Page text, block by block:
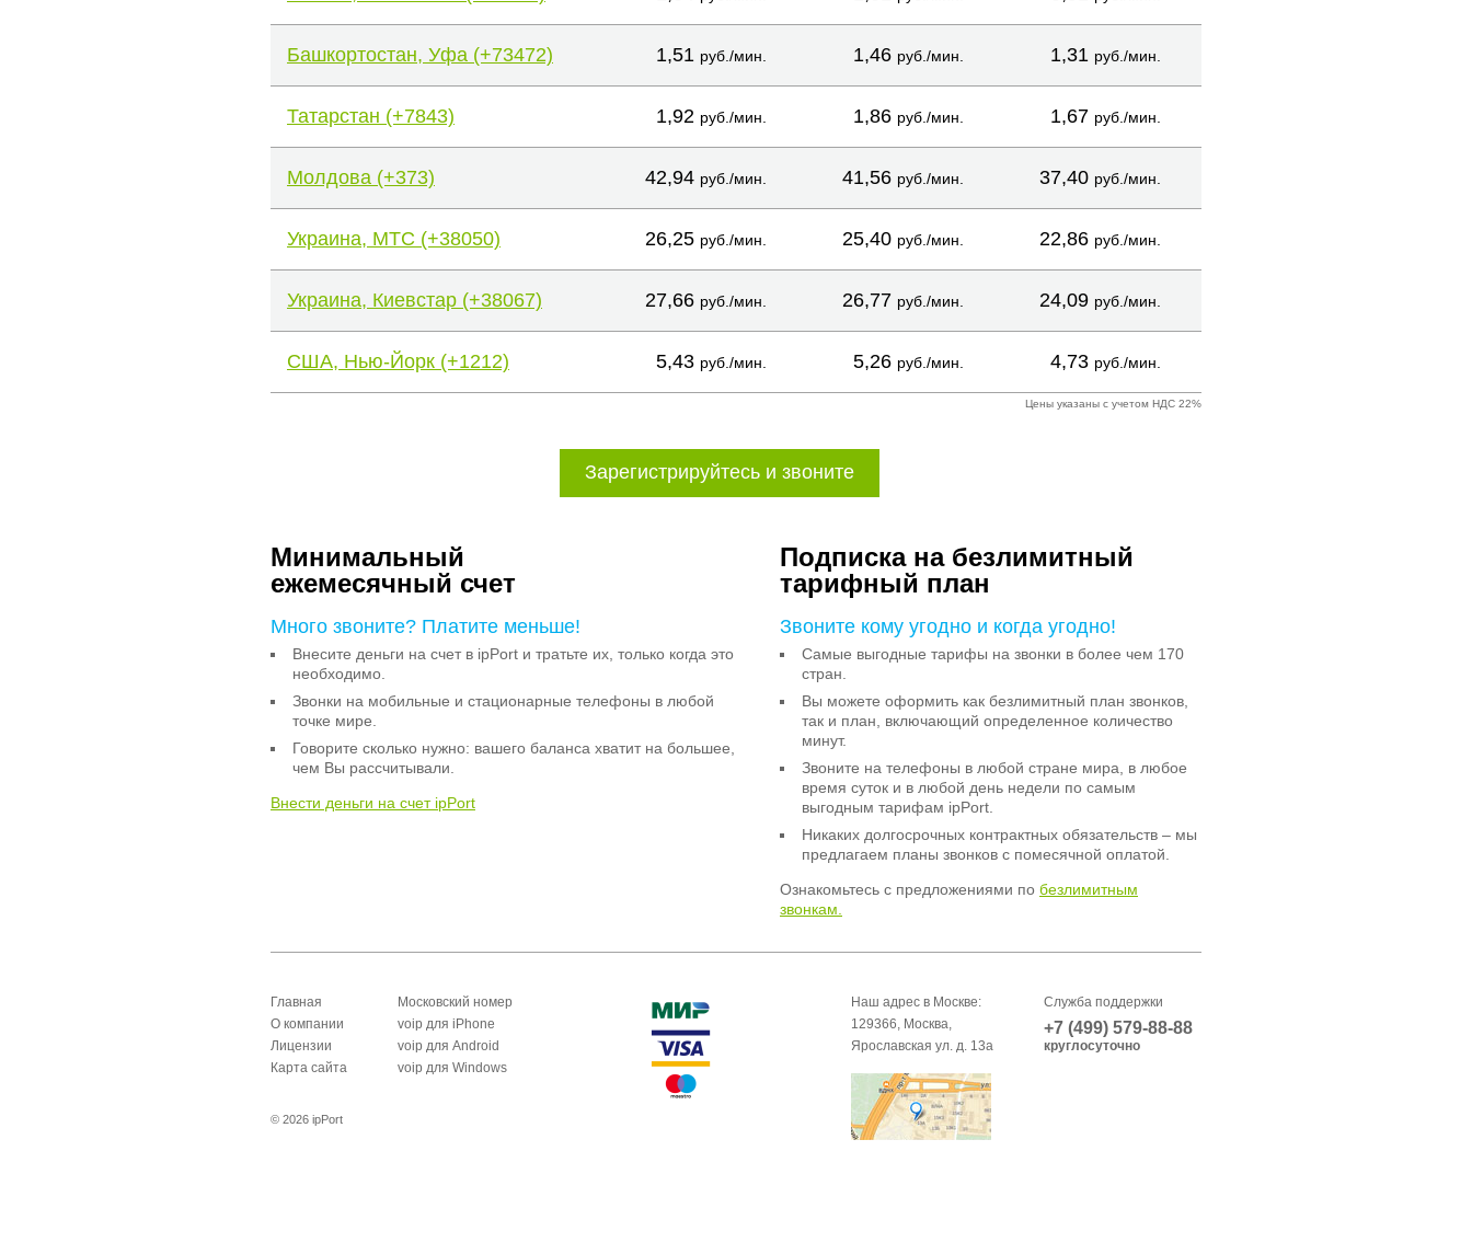
Башкортостан, Уфа (+73472) 1,51 руб./мин. 1,46 руб./мин. 1,31 руб./мин.
Татарстан (+7843) 1,92 руб./мин. 1,86 руб./мин. 1,67 руб./мин.
Молдова (+373) 42,94 руб./мин. 41,56 руб./мин. 37,40 руб./мин.
Украина, МТС (+38050) 26,25 руб./мин. 25,40 руб./мин. 22,86 руб./мин.
Украина, Киевстар (+38067) 27,66 руб./мин. 26,77 руб./мин. 24,09 руб./мин.
США, Нью-Йорк (+1212) 5,43 руб./мин. 5,26 руб./мин. 4,73 руб./мин.
Цены указаны с учетом НДС 22%
Зарегистрируйтесь и звоните
Минимальный
ежемесячный счет
Много звоните? Платите меньше!
Внесите деньги на счет в ipPort и тратьте их, только когда это
необходимо.
Звонки на мобильные и стационарные телефоны в любой
точке мире.
Говорите сколько нужно: вашего баланса хватит на большее,
чем Вы рассчитывали.
Внести деньги на счет ipPort
Подписка на безлимитный
тарифный план
Звоните кому угодно и когда угодно!
Самые выгодные тарифы на звонки в более чем 170
стран.
Вы можете оформить как безлимитный план звонков,
так и план, включающий определенное количество
минут.
Звоните на телефоны в любой стране мира, в любое
время суток и в любой день недели по самым
выгодным тарифам ipPort.
Никаких долгосрочных контрактных обязательств – мы
предлагаем планы звонков с помесячной оплатой.
Ознакомьтесь с предложениями по безлимитным
звонкам.
Главная
О компании
Лицензии
Карта сайта
Московский номер
voip для iPhone
voip для Android
voip для Windows
Наш адрес в Москве:
129366, Москва,
Ярославская ул. д. 13а
Служба поддержки
+7 (499) 579-88-88
круглосуточно
© 2026 ipPort